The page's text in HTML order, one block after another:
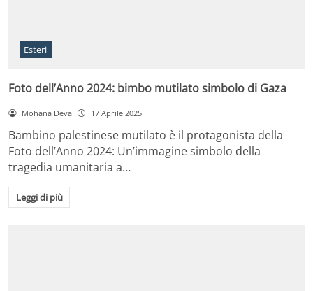
Esteri
Foto dell’Anno 2024: bimbo mutilato simbolo di Gaza
Mohana Deva 17 Aprile 2025
Bambino palestinese mutilato è il protagonista della
Foto dell’Anno 2024: Un’immagine simbolo della
tragedia umanitaria a…
Leggi di più